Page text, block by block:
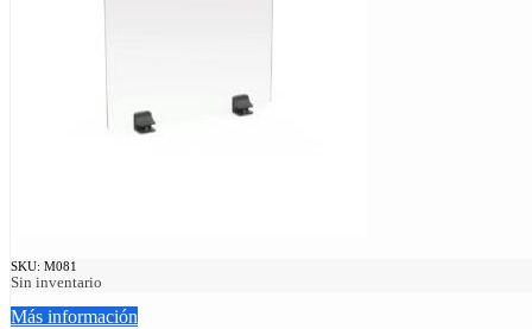
SKU: M081
Sin inventario
Más información